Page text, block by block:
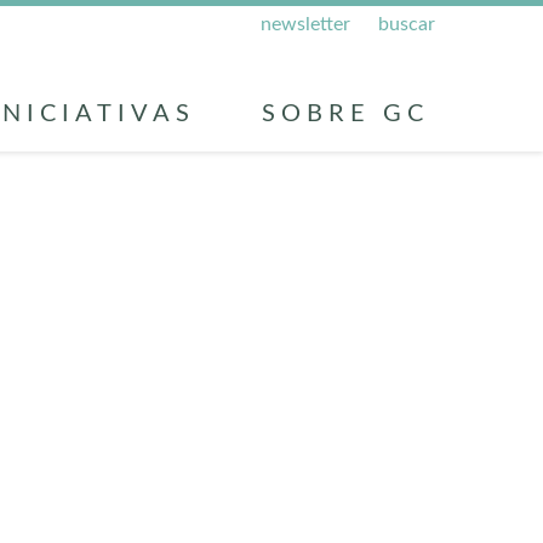
buscar
newsletter
SOBRE GC
INICIATIVAS